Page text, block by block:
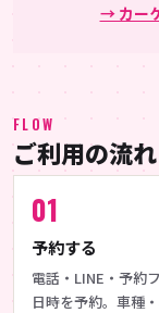
→ カー
FLOW
ご利用の流れ
予約する
電話・LINE・予約
日時を予約。車種